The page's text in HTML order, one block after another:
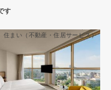
住まい（不動産・住居サービス）